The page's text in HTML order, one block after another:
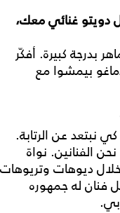
دويتو غنائي معك،
بدرجة كبيرة. أفكّر
بيمشوا مع
نبتعد عن الرتابة.
الفنانين. نواة
ديوهات وتريوهات
فنان له جمهوره